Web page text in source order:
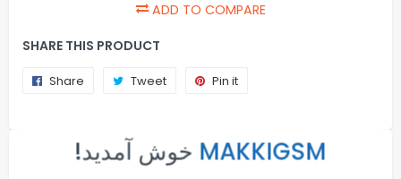
ADD TO COMPARE
SHARE THIS PRODUCT
Share
Share
Facebook
Tweet
Tweet Pin it
Usefull Info!خوش آمدید MAKKIGSM